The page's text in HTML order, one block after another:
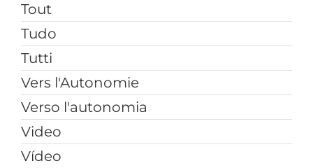
Tout
Tudo
Tutti
Vers l'Autonomie
Verso l'autonomia
Video
Vídeo